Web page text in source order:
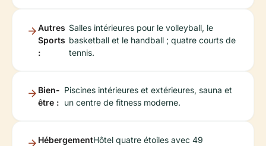
Autres
Sports
:
Salles intérieures pour le volleyball, le
basketball et le handball ; quatre courts de
tennis.
Bien-
être :
Piscines intérieures et extérieures, sauna et
un centre de fitness moderne.
HébergementHôtel quatre étoiles avec 49